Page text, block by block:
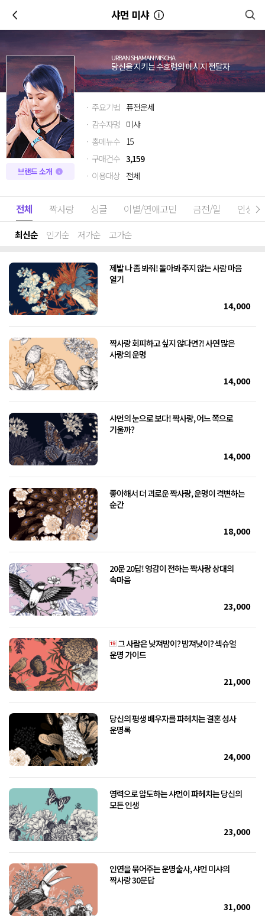
샤먼 미샤
URBAN SHAMAN MISCHA
당신을 지키는 수호령의 메시지 전달자
브랜드 소개
· 주요기법 퓨전운세
· 감수자명 미샤
· 총메뉴수 15
· 구매건수 3,159
· 이용대상 전체
전체 짝사랑 싱글 이별/연애고민 금전/일 인생고
최신순 인기순 저가순 고가순
제발 나 좀 봐줘! 돌아봐 주지 않는 사람 마음
열기
14,000
짝사랑 회피하고 싶지 않다면?! 사연 많은
사랑의 운명
14,000
샤먼의 눈으로 보다! 짝사랑, 어느 쪽으로
기울까?
14,000
좋아해서 더 괴로운 짝사랑, 운명이 격변하는
순간
18,000
20문 20답! 영감이 전하는 짝사랑 상대의
속마음
23,000
그 사람은 낮져밤이? 밤져낮이? 섹슈얼
운명 가이드
21,000
당신의 평생 배우자를 파헤치는 결혼 성사
운명록
24,000
영력으로 압도하는 샤먼이 파헤치는 당신의
모든 인생
23,000
인연을 묶어주는 운명술사, 샤먼 미샤의
짝사랑 30문답
31,000